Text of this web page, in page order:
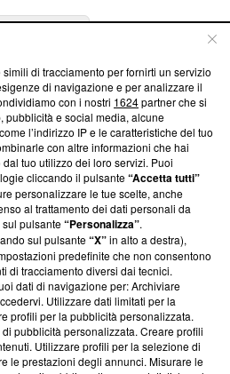
trasparenti su Blasting
e su come ci impegniamo a
afferma la nostra aderenza a
Blasting News non è
ma ha richiesto di farne
ancora effettuato una verifica di
di tracciamento per fornirti un servizio
di navigazione e per analizzare il
con i nostri 1624partner che si
pubblicità e social media, alcune
l’indirizzo IP e le caratteristiche del tuo
con altre informazioni che hai
tuo utilizzo dei loro servizi. Puoi
cliccando il pulsante“Accetta tutti”
personalizzare le tue scelte, anche
al trattamento dei dati personali da
pulsante“Personalizza”.
sul pulsante“X”in alto a destra),
predefinite che non consentono
di tracciamento diversi dai tecnici.
dati di navigazione per: Archiviare
Utilizzare dati limitati per la
profili per la pubblicità personalizzata.
pubblicità personalizzata. Creare profili
Utilizzare profili per la selezione di
le prestazioni degli annunci. Misurare le